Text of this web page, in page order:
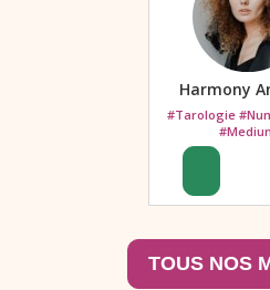
Harmony
#Tarologie